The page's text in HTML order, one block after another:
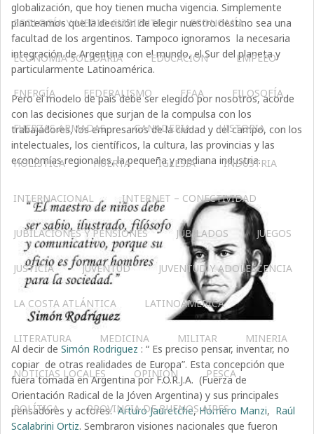
ECOLOGÍA Y MEDIO AMBIENTE ECONOMÍA
ECONOMÍA SOLIDARIA EDUCACIÓN EMPLEO
ENERGÍA FEDERALISMO FFAA FILOSOFÍA
FUERZAS ARMADAS GANADERIA HISTORIA
HOLÍSTICA HUERTA IGLESIA INDUSTRIA
INTERNACIONAL INTERNET – CONECTIVIDAD
JUBILACIONES Y PENSIONES JUBILADOS JUEGOS
JUSTICIA JUVENTUD JUVENTUD Y ADOLESCENCIA
LA COSTA ATLÁNTICA LATINOAMERICA
LITERATURA MEDICINA MILITAR MINERIA
NOTICIAS LOCALES OPINIÓN PESCA
POLÍTICA PROVINCIA DE BUENOS AIRES
globalización, que hoy tienen mucha vigencia. Simplemente
planteamos que la decisión de elegir nuestro destino sea una
facultad de los argentinos. Tampoco ignoramos la necesaria
integración de Argentina con el mundo, el Sur del planeta y
particularmente Latinoamérica.
Pero el modelo de país debe ser elegido por nosotros, acorde
con las decisiones que surjan de la compulsa con los
trabajadores, los empresarios de la ciudad y del campo, con los
intelectuales, los científicos, la cultura, las provincias y las
economías regionales, la pequeña y mediana industria.
Al decir deSimón Rodriguez : “ Es preciso pensar, inventar, no
copiar de otras realidades de Europa”. Esta concepción que
fuera tomada en Argentina por F.O.R.J.A. (Fuerza de
Orientación Radical de la Jóven Argentina) y sus principales
pensadores y actores:Arturo Jauretche,Homero Manzi, Raúl
Scalabrini Ortiz. Sembraron visiones nacionales que fueron